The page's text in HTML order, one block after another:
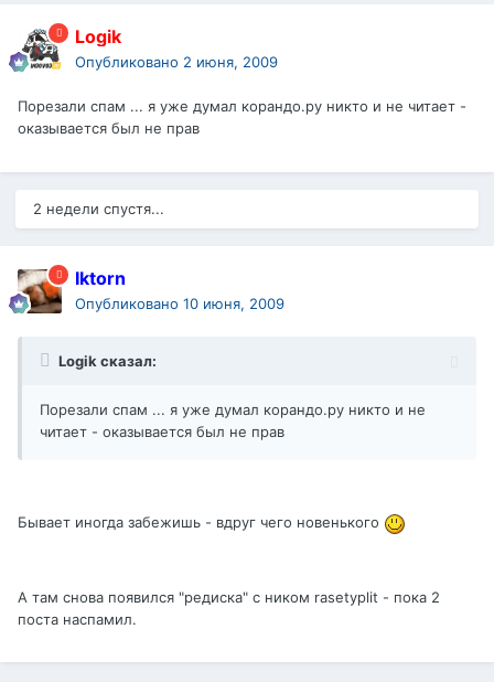
Logik
Опубликовано 2 июня, 2009
Порезали спам ... я уже думал корандо.ру никто и не читает -
оказывается был не прав
2 недели спустя...
Iktorn
Опубликовано 10 июня, 2009
Logik сказал:
Порезали спам ... я уже думал корандо.ру никто и не
читает - оказывается был не прав
Бывает иногда забежишь - вдруг чего новенького
А там снова появился "редиска" с ником rasetyplit - пока 2
поста наспамил.